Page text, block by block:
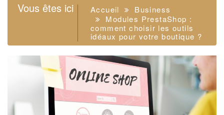
Vous êtes ici Accueil
Business
Modules PrestaShop :
comment choisir les outils
idéaux pour votre boutique ?